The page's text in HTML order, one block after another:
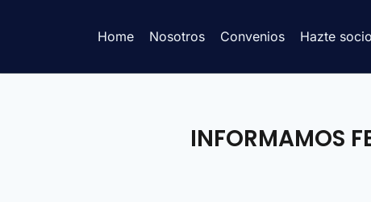
Home Nosotros Convenios Hazte socio
INFORMAMOS